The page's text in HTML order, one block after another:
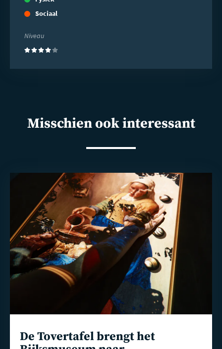
Sociaal
Niveau
(4)
Misschien ook interessant
De Tovertafel brengt het